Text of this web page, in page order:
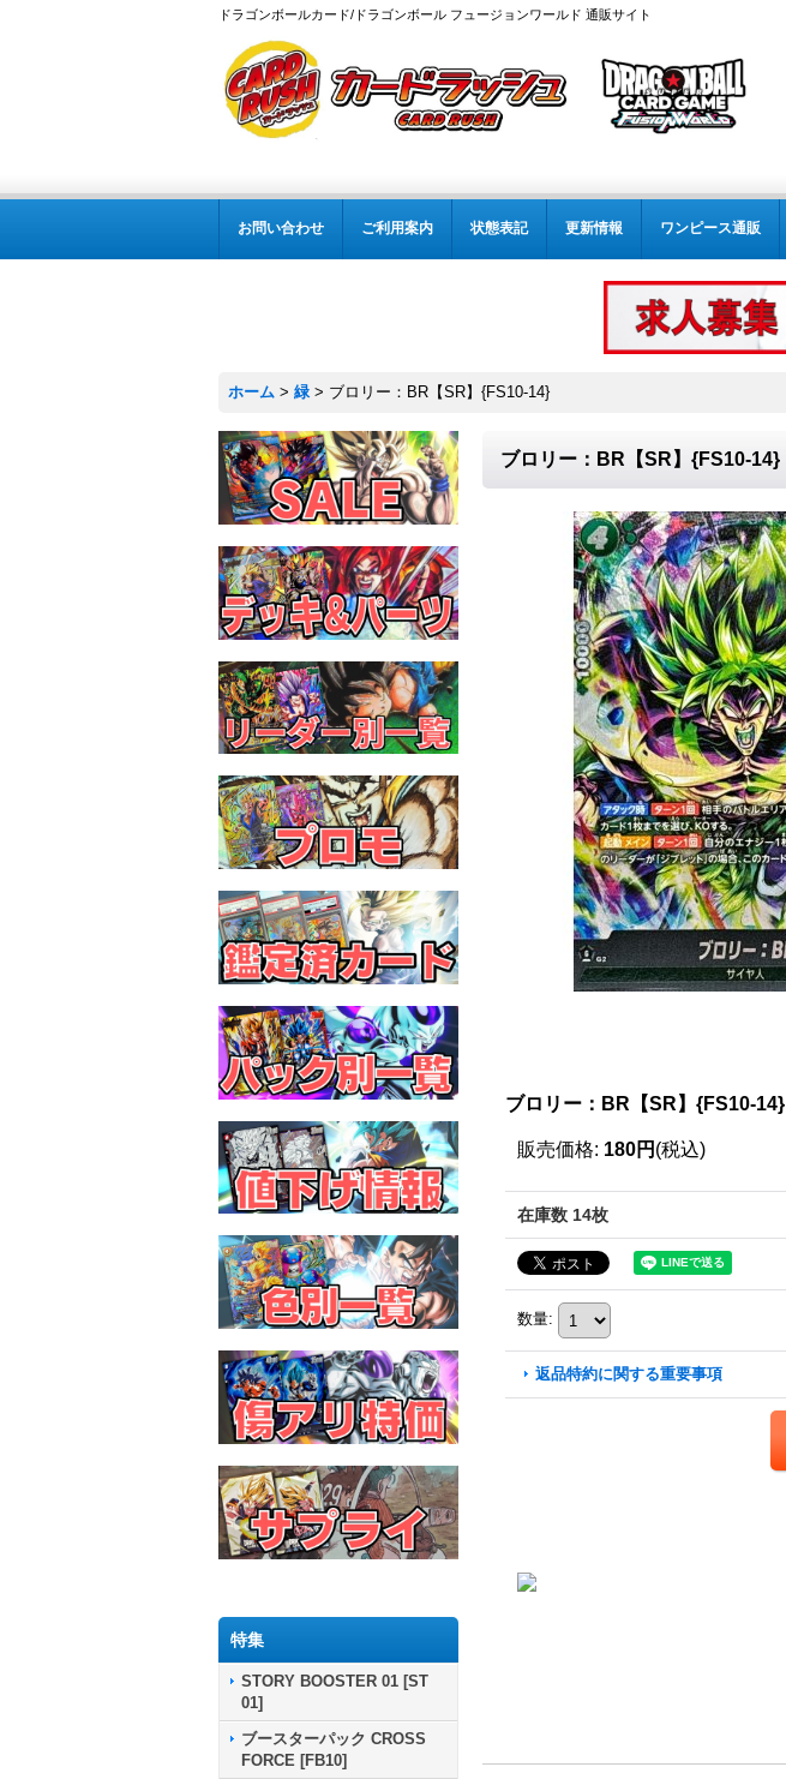
ドラゴンボールカード/ドラゴンボール フュージョンワールド 通販サイト
お問い合わせ ご利用案内 状態表記 更新情報 ワンピース通販
ホーム > 緑 > ブロリー：BR【SR】{FS10-14}
特集
STORY BOOSTER 01 [ST
01]
ブースターパック CROSS
FORCE [FB10]
ブロリー：BR【SR】{FS10-14}
ブロリー：BR【SR】{FS10-14}
販売価格: 180円 (税込)
在庫数 14枚
数量:
返品特約に関する重要事項